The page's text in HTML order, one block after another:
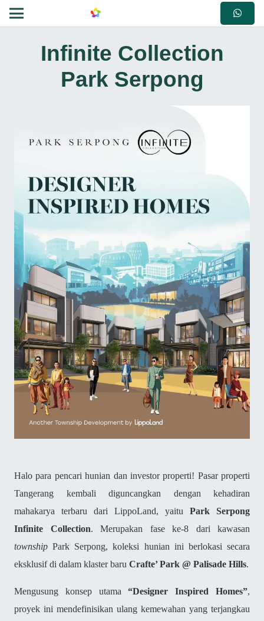
Infinite Collection
Park Serpong
Halo para pencari hunian dan investor properti! Pasar properti
Tangerang kembali diguncangkan dengan kehadiran
mahakarya terbaru dari LippoLand, yaitu Park Serpong
Infinite Collection. Merupakan fase ke-8 dari kawasan
township Park Serpong, koleksi hunian ini berlokasi secara
eksklusif di dalam klaster baru Crafte’ Park @ Palisade Hills.
Mengusung konsep utama“Designer Inspired Homes”,
proyek ini mendefinisikan ulang kemewahan yang terjangkau